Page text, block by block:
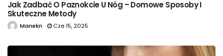
Jak Zadbać O Paznokcie U Nóg – Domowe Sposoby I
Skuteczne Metody
Manekn Cze 15, 2025